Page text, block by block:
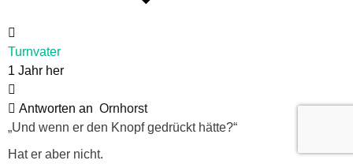
Turnvater
1 Jahr her
Antworten an Ornhorst
„Und wenn er den Knopf gedrückt hätte?“
Hat er aber nicht.